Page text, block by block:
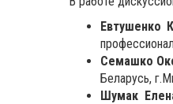
Евтушенко К
Семашко О
Беларусь,
Шумак Е